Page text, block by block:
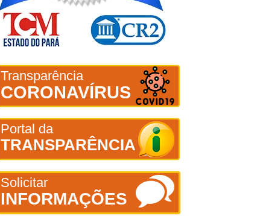
Transparência
CORONAVÍRUS
Portal da
TRANSPARÊNCIA
Solicitar
INFORMAÇÕES